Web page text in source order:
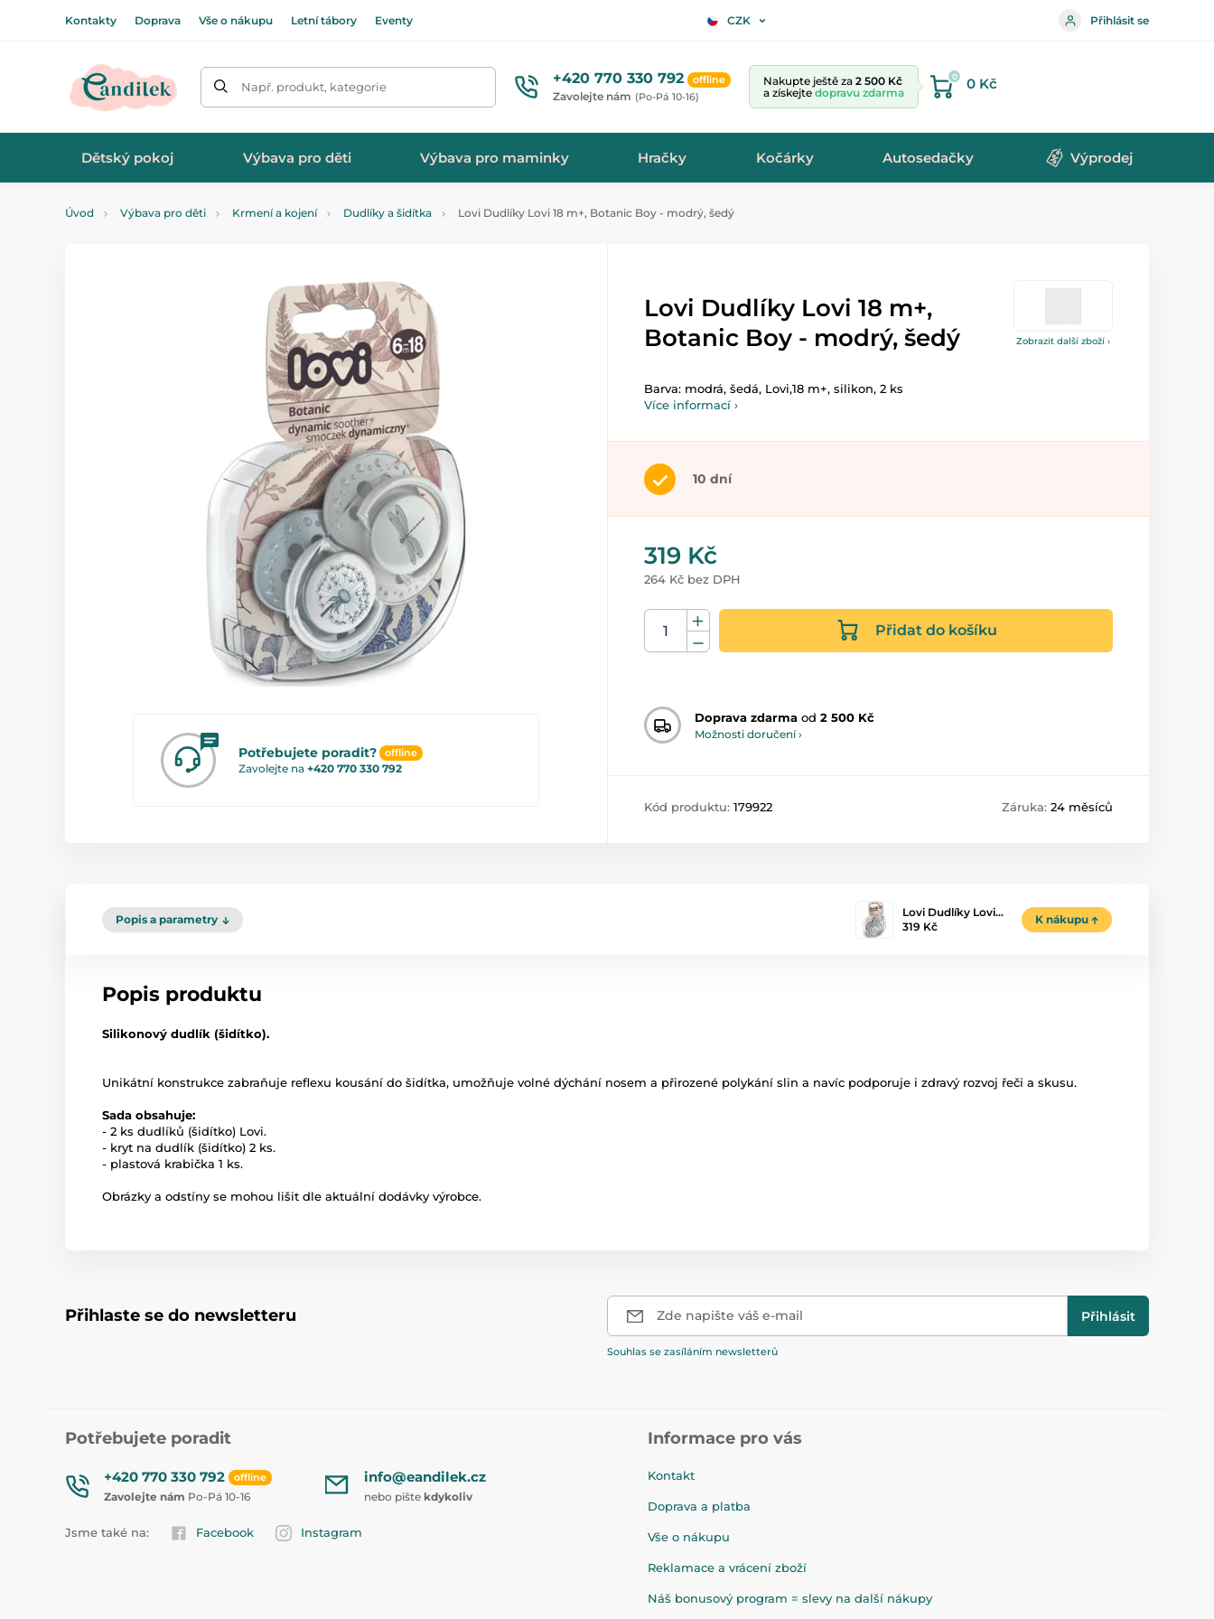
Kontakty Doprava Vše o nákupu Letní tábory Eventy CZK Přihlásit se
Např. produkt, kategorie +420 770 330 792 offline
Zavolejte nám (Po-Pá 10-16)
Nakupte ještě za 2 500 Kč
a získejte dopravu zdarma
0 0 Kč
Dětský pokoj Výbava pro děti Výbava pro maminky Hračky Kočárky Autosedačky Výprodej
Úvod Výbava pro děti Krmení a kojení Dudlíky a šidítka Lovi Dudlíky Lovi 18 m+, Botanic Boy - modrý, šedý
Zobrazit další zboží ›
Potřebujete poradit? offline
Zavolejte na +420 770 330 792
Lovi Dudlíky Lovi 18 m+,
Botanic Boy - modrý, šedý
Barva: modrá, šedá, Lovi,18 m+, silikon, 2 ks
Více informací ›
10 dní
319 Kč
264 Kč bez DPH
Přidat do košíku
Doprava zdarma od 2 500 Kč
Možnosti doručení ›
Kód produktu: 179922 Záruka: 24 měsíců
Popis a parametry
Lovi Dudlíky Lovi…
319 Kč
K nákupu
Popis produktu
Silikonový dudlík (šidítko).
Unikátní konstrukce zabraňuje reflexu kousání do šidítka, umožňuje volné dýchání nosem a přirozené polykání slin a navíc podporuje i zdravý rozvoj řeči a skusu.
Sada obsahuje:
- 2 ks dudlíků (šidítko) Lovi.
- kryt na dudlík (šidítko) 2 ks.
- plastová krabička 1 ks.
Obrázky a odstíny se mohou lišit dle aktuální dodávky výrobce.
Přihlaste se do newsletteru Zde napište váš e-mail Přihlásit
Souhlas se zasíláním newsletterů
Potřebujete poradit
+420 770 330 792 offline
Zavolejte nám Po-Pá 10-16
info@eandilek.cz
nebo pište kdykoliv
Jsme také na: Facebook Instagram
Informace pro vás
Kontakt
Doprava a platba
Vše o nákupu
Reklamace a vrácení zboží
Náš bonusový program = slevy na další nákupy